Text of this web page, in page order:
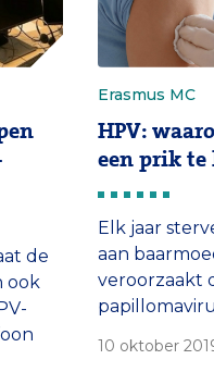
de
ook
Erasmus MC
HPV:
een prik te
Elk jaar
aan
veroorzaakt
kanker
10 oktober